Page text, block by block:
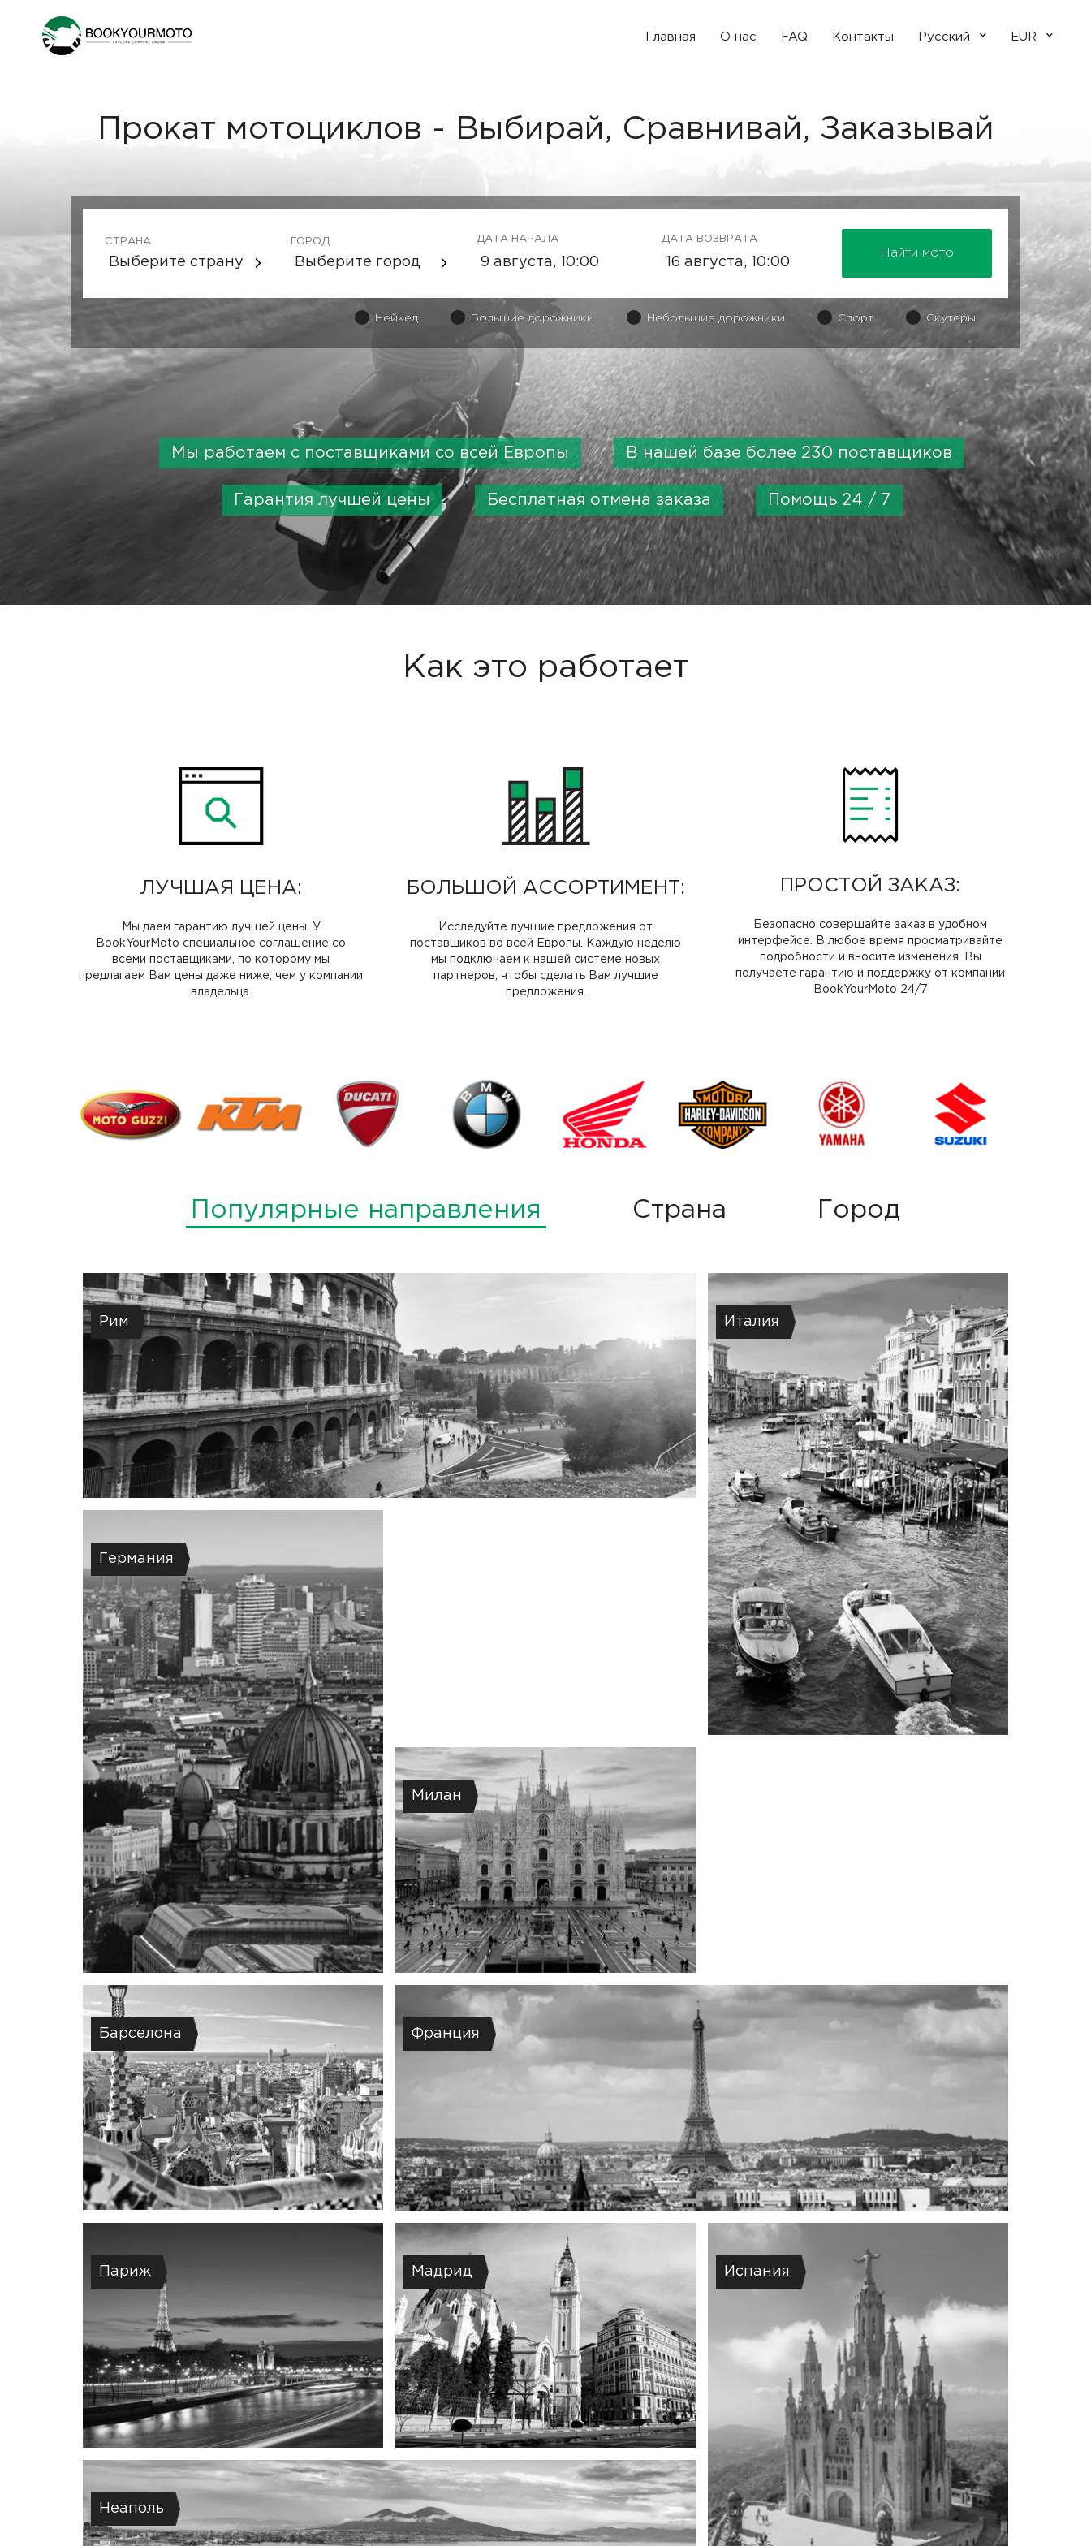
Главная О нас FAQ Контакты Русский EUR
Прокат мотоциклов - Выбирай, Сравнивай, Заказывай
СТРАНА
Выберите страну
ГОРОД
Выберите город
ДАТА НАЧАЛА ДАТА ВОЗВРАТА
Найти мото
Нейкед Большие дорожники Небольшие дорожники Спорт Скутеры
Мы работаем с поставщиками со всей Европы В нашей базе более 230 поставщиков
Гарантия лучшей цены Бесплатная отмена заказа Помощь 24 / 7
Как это работает
ЛУЧШАЯ ЦЕНА:
Мы даем гарантию лучшей цены. У
BookYourMoto специальное соглашение со
всеми поставщиками, по которому мы
предлагаем Вам цены даже ниже, чем у компании
владельца.
БОЛЬШОЙ АССОРТИМЕНТ:
Исследуйте лучшие предложения от
поставщиков во всей Европы. Каждую неделю
мы подключаем к нашей системе новых
партнеров, чтобы сделать Вам лучшие
предложения.
ПРОСТОЙ ЗАКАЗ:
Безопасно совершайте заказ в удобном
интерфейсе. В любое время просматривайте
подробности и вносите изменения. Вы
получаете гарантию и поддержку от компании
BookYourMoto 24/7
Популярные направления Страна Город
Неаполь
Испания
Мадрид
Париж
Франция
Барселона
Милан
Германия
Италия
Рим